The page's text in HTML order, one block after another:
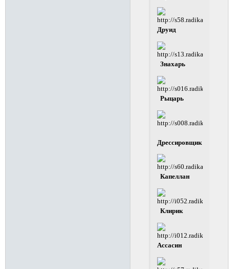
Друид
Знахарь
Рыцарь
Дрессировщик
Капеллан
Клирик
Ассасин